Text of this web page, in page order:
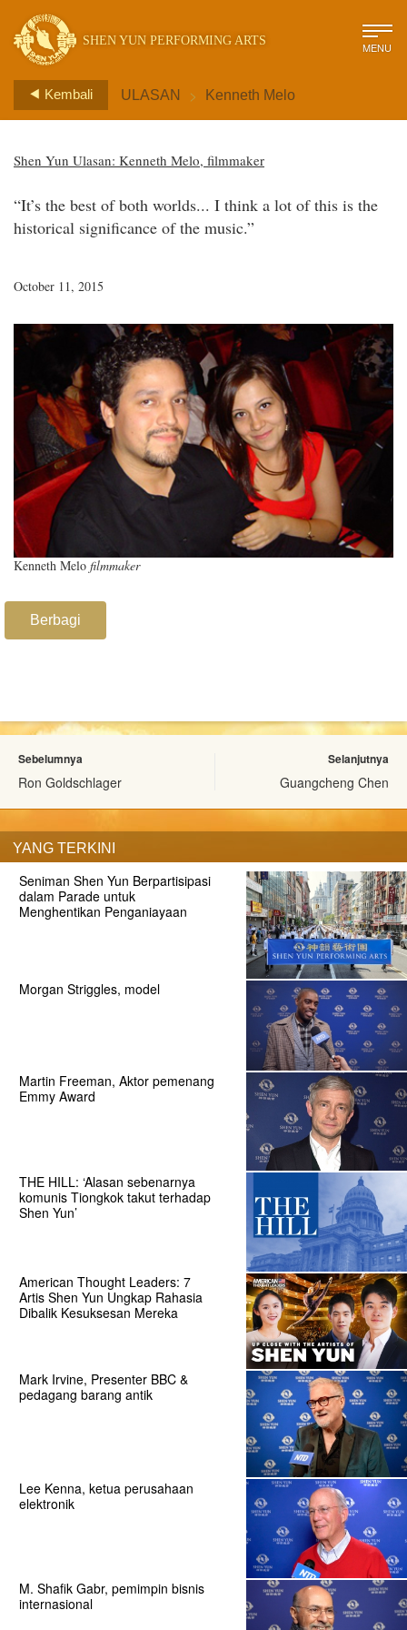
SHEN YUN PERFORMING ARTS MENU
Kembali ULASAN > Kenneth Melo
Shen Yun Ulasan: Kenneth Melo, filmmaker
“It’s the best of both worlds... I think a lot of this is the
historical significance of the music.”
October 11, 2015
Kenneth Melo filmmaker
Berbagi
Sebelumnya
Ron Goldschlager
Selanjutnya
Guangcheng Chen
YANG TERKINI
Seniman Shen Yun Berpartisipasi
dalam Parade untuk
Menghentikan Penganiayaan
Morgan Striggles, model
Martin Freeman, Aktor pemenang
Emmy Award
THE HILL: ‘Alasan sebenarnya
komunis Tiongkok takut terhadap
Shen Yun’
American Thought Leaders: 7
Artis Shen Yun Ungkap Rahasia
Dibalik Kesuksesan Mereka
Mark Irvine, Presenter BBC &
pedagang barang antik
Lee Kenna, ketua perusahaan
elektronik
M. Shafik Gabr, pemimpin bisnis
internasional